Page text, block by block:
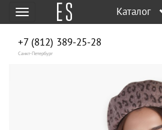
Меню Каталог
+7 (812) 389-25-28
Санкт-Петербург